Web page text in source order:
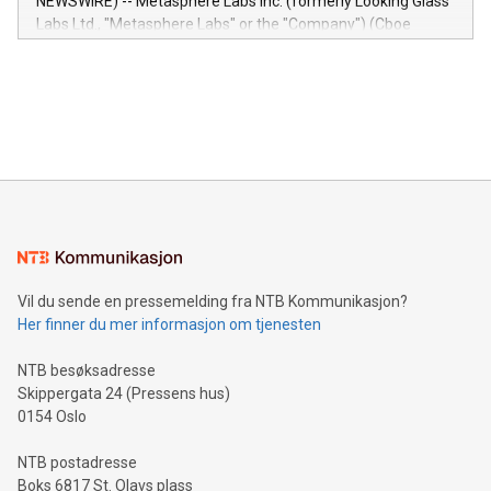
insights into customer behaviors: With the Relay42 Insights
module, marketers can ask unlimited questions about their
Labs Ltd., "Metasphere Labs" or the "Company") (Cboe
mining.Energy Market Dynamics: Explore how Bitcoin mining
mining.Sound Money: Discover how tamper-proof currency
neutral payment systems support humanitarian
projects.Carbon Footprint: Compare Bitcoin's environmental
event and dive into the critical topics of Bitcoin
Vil du sende en pressemelding fra NTB Kommunikasjon?
Her finner du mer informasjon om tjenesten
NTB besøksadresse
Skippergata 24 (Pressens hus)
0154 Oslo
NTB postadresse
Boks 6817 St. Olavs plass